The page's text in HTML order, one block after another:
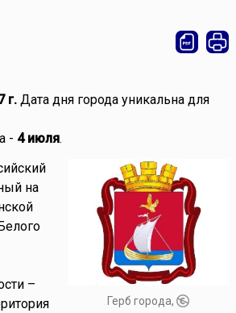
г.Дата дня города уникальна для
- 4 июля.
Герб города,
на
–